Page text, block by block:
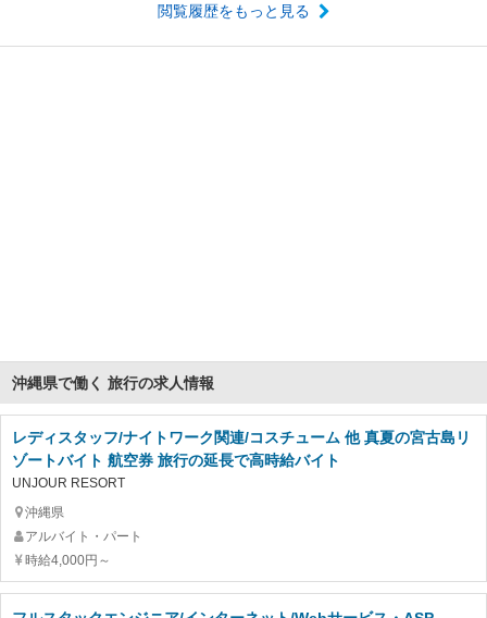
閲覧履歴をもっと見る
沖縄県で働く 旅行の求人情報
レディスタッフ/ナイトワーク関連/コスチューム 他 真夏の宮古島リ
ゾートバイト 航空券 旅行の延長で高時給バイト
UNJOUR RESORT
沖縄県
アルバイト・パート
時給4,000円～